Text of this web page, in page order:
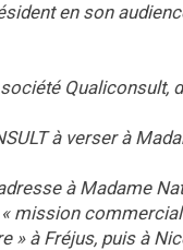
en son
Qualiconsult,
à verser à
à Madame
mission
à Fréjus, puis à